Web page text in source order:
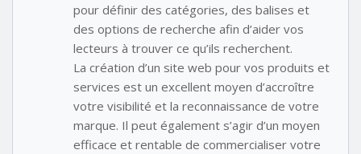
pour définir des catégories, des balises et
des options de recherche afin d’aider vos
lecteurs à trouver ce qu’ils recherchent.
La création d’un site web pour vos produits et
services est un excellent moyen d’accroître
votre visibilité et la reconnaissance de votre
marque. Il peut également s’agir d’un moyen
efficace et rentable de commercialiser votre